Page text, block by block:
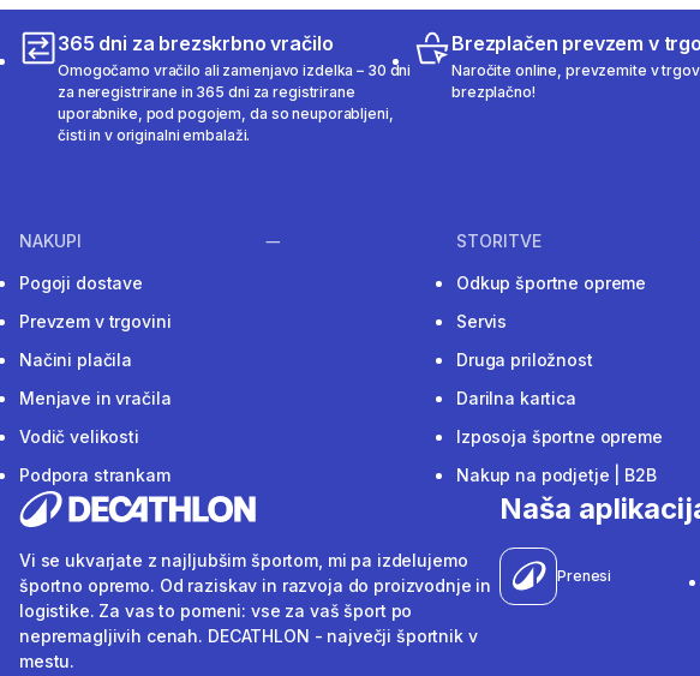
365 dni za brezskrbno vračilo
Omogočamo vračilo ali zamenjavo izdelka – 30 dni
za neregistrirane in 365 dni za registrirane
uporabnike, pod pogojem, da so neuporabljeni,
čisti in v originalni embalaži.
Brezplačen prevzem v
Naročite online, prevzemite v
brezplačno!
NAKUPI
Pogoji dostave
Prevzem v trgovini
Načini plačila
Menjave in vračila
Vodič velikosti
Podpora strankam
STORITVE
Odkup športne opreme
Servis
Druga priložnost
Darilna kartica
Izposoja športne opreme
Nakup na podjetje | B2B
Vi se ukvarjate z najljubšim športom, mi pa izdelujemo
športno opremo. Od raziskav in razvoja do proizvodnje in
logistike. Za vas to pomeni: vse za vaš šport po
nepremagljivih cenah. DECATHLON - največji športnik v
mestu.
Naša
Prenesi